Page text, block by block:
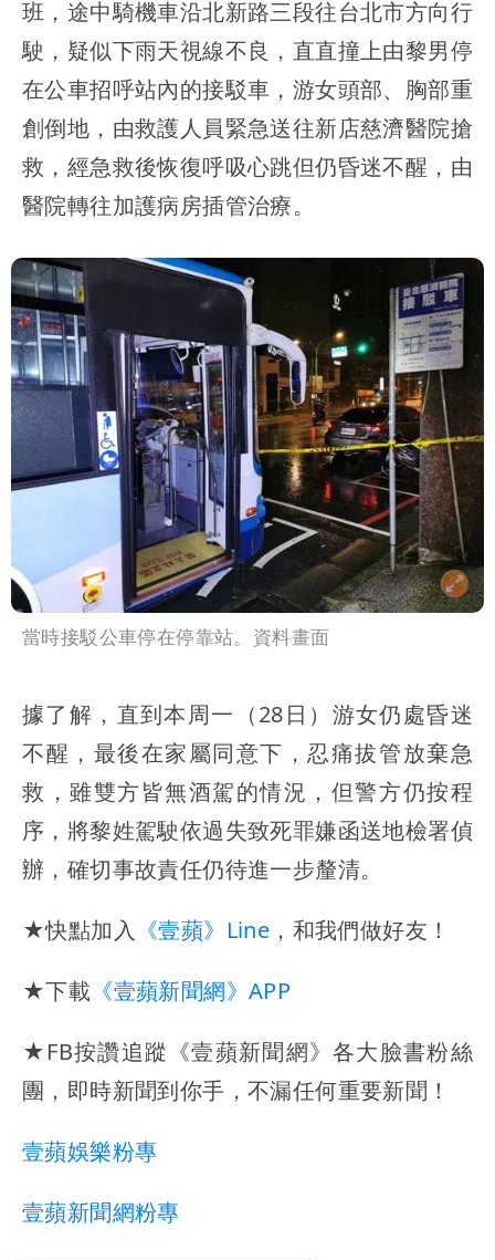
班，途中騎機車沿北新路三段往台北市方向行
駛，疑似下雨天視線不良，直直撞上由黎男停
在公車招呼站內的接駁車，游女頭部、胸部重
創倒地，由救護人員緊急送往新店慈濟醫院搶
救，經急救後恢復呼吸心跳但仍昏迷不醒，由
醫院轉往加護病房插管治療。
當時接駁公車停在停靠站。資料畫面
據了解，直到本周一（28日）游女仍處昏迷
不醒，最後在家屬同意下，忍痛拔管放棄急
救，雖雙方皆無酒駕的情況，但警方仍按程
序，將黎姓駕駛依過失致死罪嫌函送地檢署偵
辦，確切事故責任仍待進一步釐清。
★快點加入 《壹蘋》Line ，和我們做好友！
★下載 《壹蘋新聞網》APP
★FB按讚追蹤《壹蘋新聞網》各大臉書粉絲
團，即時新聞到你手，不漏任何重要新聞！
壹蘋娛樂粉專
壹蘋新聞網粉專